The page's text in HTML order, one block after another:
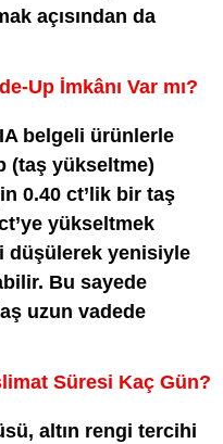
açısından da
Up İmkânı Var mı?
belgeli ürünlerle
(taş yükseltme)
0.40 ct’lik bir taş
yükseltmek
düşülerek yenisiyle
Bu sayede
uzun vadede
Süresi Kaç Gün?
altın rengi tercihi